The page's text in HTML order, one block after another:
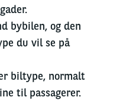
bybilen, og den
du vil se på
biltype, normalt
til passagerer.